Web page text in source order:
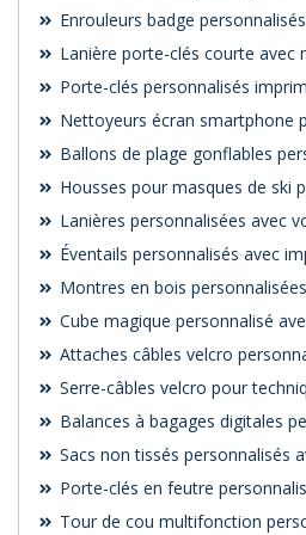
Enrouleurs badge
Lanière porte-clés courte avec
Porte-clés personnalisés
Nettoyeurs écran smartphone
Ballons de plage gonflables
Housses pour masques de ski
Lanières personnalisées avec
Éventails personnalisés avec
Montres en bois
Cube magique personnalisé
Attaches câbles velcro
Serre-câbles velcro pour
Balances à bagages digitales
Sacs non tissés personnalisés
Porte-clés en feutre
Tour de cou multifonction